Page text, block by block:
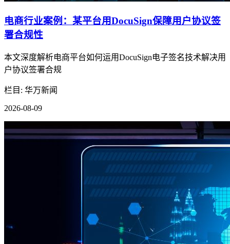
电商行业案例：某平台用DocuSign保障用户协议签
署合规性
本文深度解析电商平台如何运用DocuSign电子签名技术解决用
户协议签署合规
栏目: 华万新闻
2026-08-09